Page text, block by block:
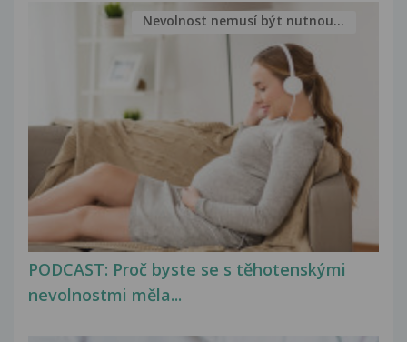
PODCAST: Proč byste se s těhotenskými
nevolnostmi měla...
Nevolnost nemusí být nutnou...